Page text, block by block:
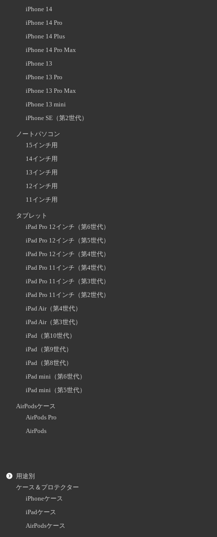
iPhone 14
iPhone 14 Pro
iPhone 14 Plus
iPhone 14 Pro Max
iPhone 13
iPhone 13 Pro
iPhone 13 Pro Max
iPhone 13 mini
iPhone SE（第2世代）
ノートパソコン
15インチ用
14インチ用
13インチ用
12インチ用
11インチ用
タブレット
iPad Pro 12インチ（第6世代）
iPad Pro 12インチ（第5世代）
iPad Pro 12インチ（第4世代）
iPad Pro 11インチ（第4世代）
iPad Pro 11インチ（第3世代）
iPad Pro 11インチ（第2世代）
iPad Air（第4世代）
iPad Air（第3世代）
iPad（第10世代）
iPad（第9世代）
iPad（第8世代）
iPad mini（第6世代）
iPad mini（第5世代）
AirPodsケース
AirPods Pro
AirPods
用途別
ケース＆プロテクター
iPhoneケース
iPadケース
AirPodsケース